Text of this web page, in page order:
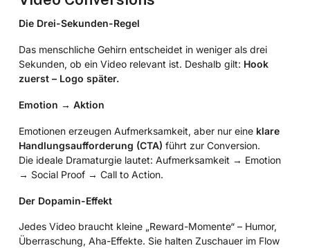
Die Drei-Sekunden-Regel
Das menschliche Gehirn entscheidet in weniger als drei
Sekunden, ob ein Video relevant ist. Deshalb gilt: Hook
zuerst – Logo später.
Emotion → Aktion
Emotionen erzeugen Aufmerksamkeit, aber nur eine klare
Handlungsaufforderung (CTA) führt zur Conversion.
Die ideale Dramaturgie lautet: Aufmerksamkeit → Emotion
→ Social Proof → Call to Action.
Der Dopamin-Effekt
Jedes Video braucht kleine „Reward-Momente“ – Humor,
Überraschung, Aha-Effekte. Sie halten Zuschauer im Flow